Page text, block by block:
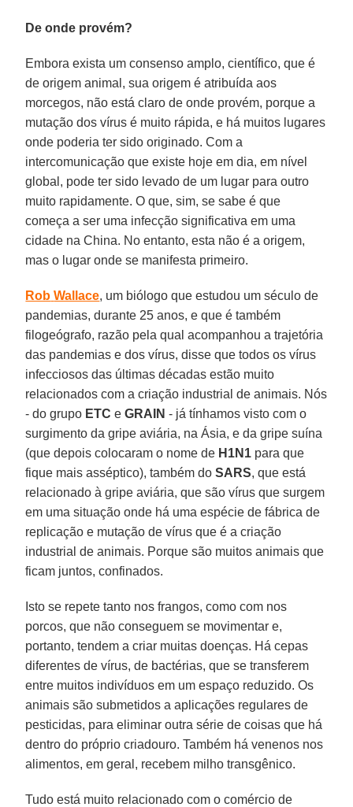
De onde provém?
Embora exista um consenso amplo, científico, que é
de origem animal, sua origem é atribuída aos
morcegos, não está claro de onde provém, porque a
mutação dos vírus é muito rápida, e há muitos lugares
onde poderia ter sido originado. Com a
intercomunicação que existe hoje em dia, em nível
global, pode ter sido levado de um lugar para outro
muito rapidamente. O que, sim, se sabe é que
começa a ser uma infecção significativa em uma
cidade na China. No entanto, esta não é a origem,
mas o lugar onde se manifesta primeiro.
Rob Wallace, um biólogo que estudou um século de
pandemias, durante 25 anos, e que é também
filogeógrafo, razão pela qual acompanhou a trajetória
das pandemias e dos vírus, disse que todos os vírus
infecciosos das últimas décadas estão muito
relacionados com a criação industrial de animais. Nós
- do grupo ETC eGRAIN - já tínhamos visto com o
surgimento da gripe aviária, na Ásia, e da gripe suína
(que depois colocaram o nome de H1N1 para que
fique mais asséptico), também doSARS, que está
relacionado à gripe aviária, que são vírus que surgem
em uma situação onde há uma espécie de fábrica de
replicação e mutação de vírus que é a criação
industrial de animais. Porque são muitos animais que
ficam juntos, confinados.
Isto se repete tanto nos frangos, como com nos
porcos, que não conseguem se movimentar e,
portanto, tendem a criar muitas doenças. Há cepas
diferentes de vírus, de bactérias, que se transferem
entre muitos indivíduos em um espaço reduzido. Os
animais são submetidos a aplicações regulares de
pesticidas, para eliminar outra série de coisas que há
dentro do próprio criadouro. Também há venenos nos
alimentos, em geral, recebem milho transgênico.
Tudo está muito relacionado com o comércio de